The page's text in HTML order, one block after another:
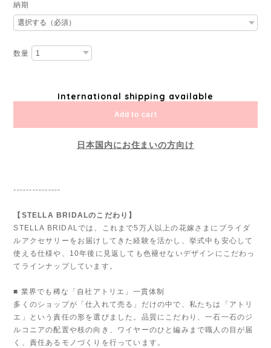
納期
数量
International shipping available
Add to cart
日本国内にお住まいの方向け
---------------
【STELLA BRIDALのこだわり】
STELLA BRIDALでは、これまで5万人以上の花嫁さまにブライダ
ルアクセサリーをお届けしてきた経験を活かし、挙式中も安心して
使える仕様や、10年後に見返しても色褪せないデザインにこだわっ
てラインナップしています。
■ 業界でも稀な「自社アトリエ」一貫体制
多くのショップが「仕入れて売る」だけの中で、私たちは「アトリ
エ」という責任の形を選びました。品質にこだわり、一石一石のジ
ルコニアの配置や枝の向き、ワイヤーのひと編みまで職人の目が届
く、責任あるモノづくりを行っています。